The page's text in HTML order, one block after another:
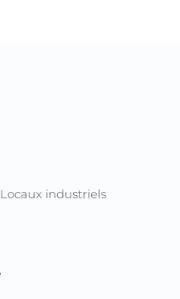
industriels